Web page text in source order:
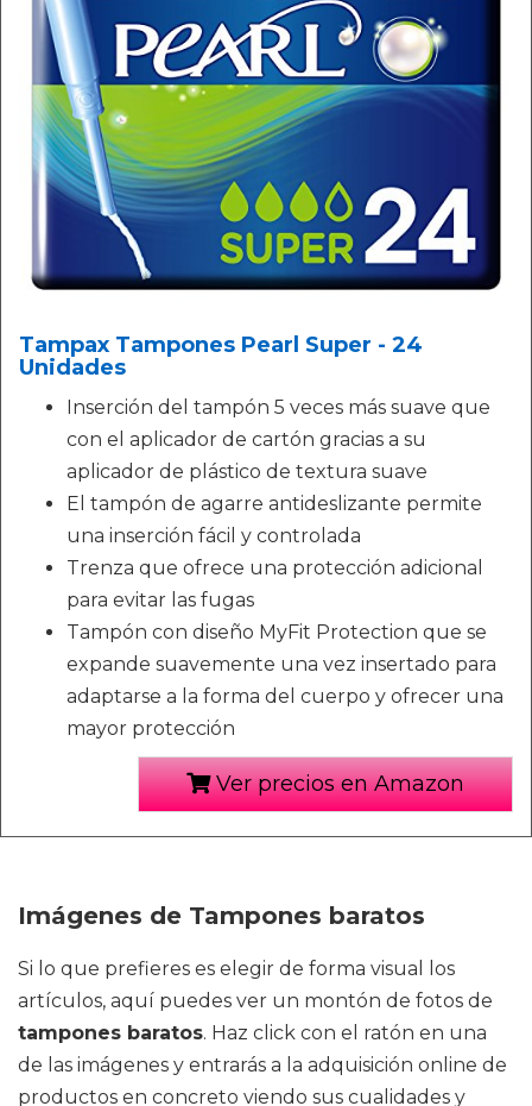
Tampax Tampones Pearl Super - 24
Unidades
Inserción del tampón 5 veces más suave que
con el aplicador de cartón gracias a su
aplicador de plástico de textura suave
El tampón de agarre antideslizante permite
una inserción fácil y controlada
Trenza que ofrece una protección adicional
para evitar las fugas
Tampón con diseño MyFit Protection que se
expande suavemente una vez insertado para
adaptarse a la forma del cuerpo y ofrecer una
mayor protección
Ver precios en Amazon
Imágenes de Tampones baratos
Si lo que prefieres es elegir de forma visual los
artículos, aquí puedes ver un montón de fotos de
tampones baratos. Haz click con el ratón en una
de las imágenes y entrarás a la adquisición online de
productos en concreto viendo sus cualidades y